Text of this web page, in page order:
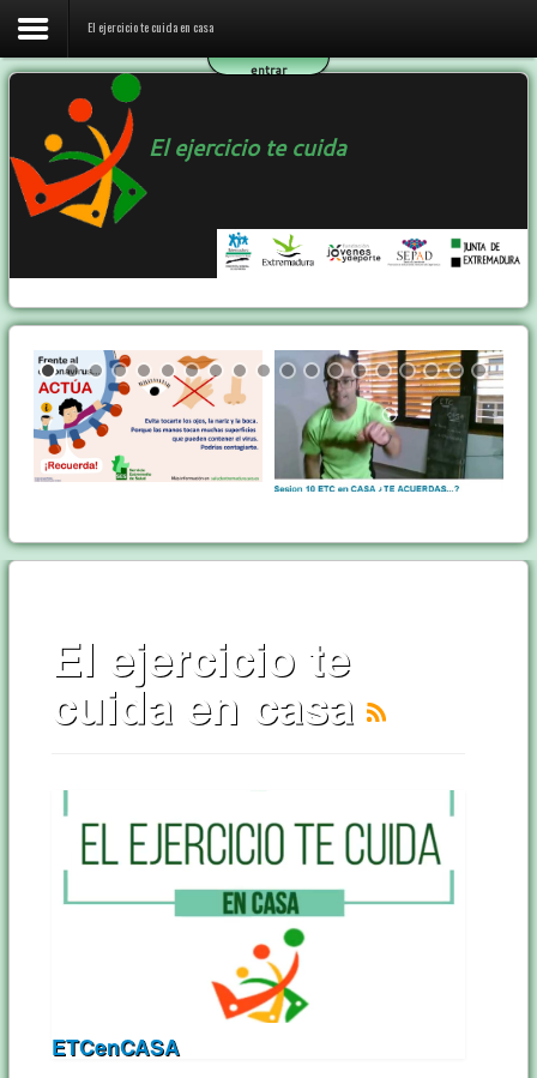
El ejercicio te cuida en casa
El programa ETC
Ejercicio y Salud
Contactar
El ejercicio te cuida en casa
entrar
El ejercicio te cuida
El ejercicio te
cuida en casa
ETCenCASA